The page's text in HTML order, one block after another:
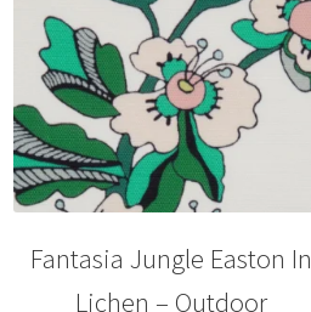
Fantasia Jungle Easton In
Lichen – Outdoor